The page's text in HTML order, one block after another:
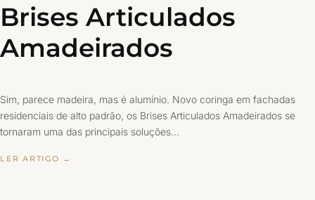
Brises Articulados
Amadeirados
Sim, parece madeira, mas é alumínio. Novo coringa em fachadas
residenciais de alto padrão, os Brises Articulados Amadeirados se
tornaram uma das principais soluções…
LER ARTIGO →